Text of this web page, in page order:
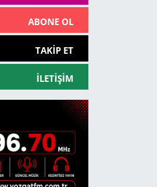
ABONE OL
TAKIP ET
İLETIŞIM